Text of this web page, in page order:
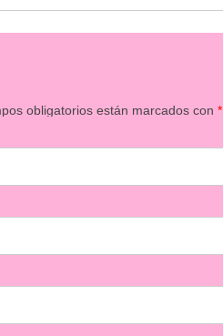
obligatorios están marcados con*